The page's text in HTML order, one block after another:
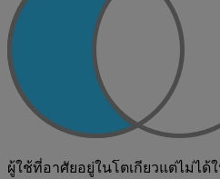
ผู้ใช้ที่อาศัยอยู่ในโตเกียวแต่ไม่ไ